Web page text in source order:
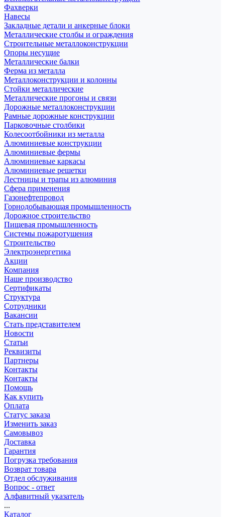
Фахверки
Навесы
Закладные детали и анкерные блоки
Металлические столбы и ограждения
Строительные металлоконструкции
Опоры несущие
Металлические балки
Ферма из металла
Металлоконструкции и колонны
Стойки металлические
Металлические прогоны и связи
Дорожные металлоконструкции
Рамные дорожные конструкции
Парковочные столбики
Колесоотбойники из металла
Алюминиевые конструкции
Алюминиевые фермы
Алюминиевые каркасы
Алюминиевые решетки
Лестницы и трапы из алюминия
Сфера применения
Газонефтепровод
Горнодобывающая промышленность
Дорожное строительство
Пищевая промышленность
Системы пожаротушения
Строительство
Электроэнергетика
Акции
Компания
Наше производство
Сертификаты
Структура
Сотрудники
Вакансии
Стать представителем
Новости
Статьи
Реквизиты
Партнеры
Контакты
Контакты
Помощь
Как купить
Оплата
Статус заказа
Изменить заказ
Самовывоз
Доставка
Гарантия
Погрузка требования
Возврат товара
Отдел обслуживания
Вопрос - ответ
Алфавитный указатель
...
Каталог